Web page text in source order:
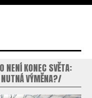
NENÍ KONEC SVĚTA:
VÝMĚNA?